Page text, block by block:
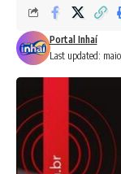
Last updated:
Portal Inhaí